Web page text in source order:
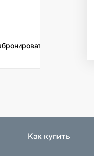
4 206
Как купить